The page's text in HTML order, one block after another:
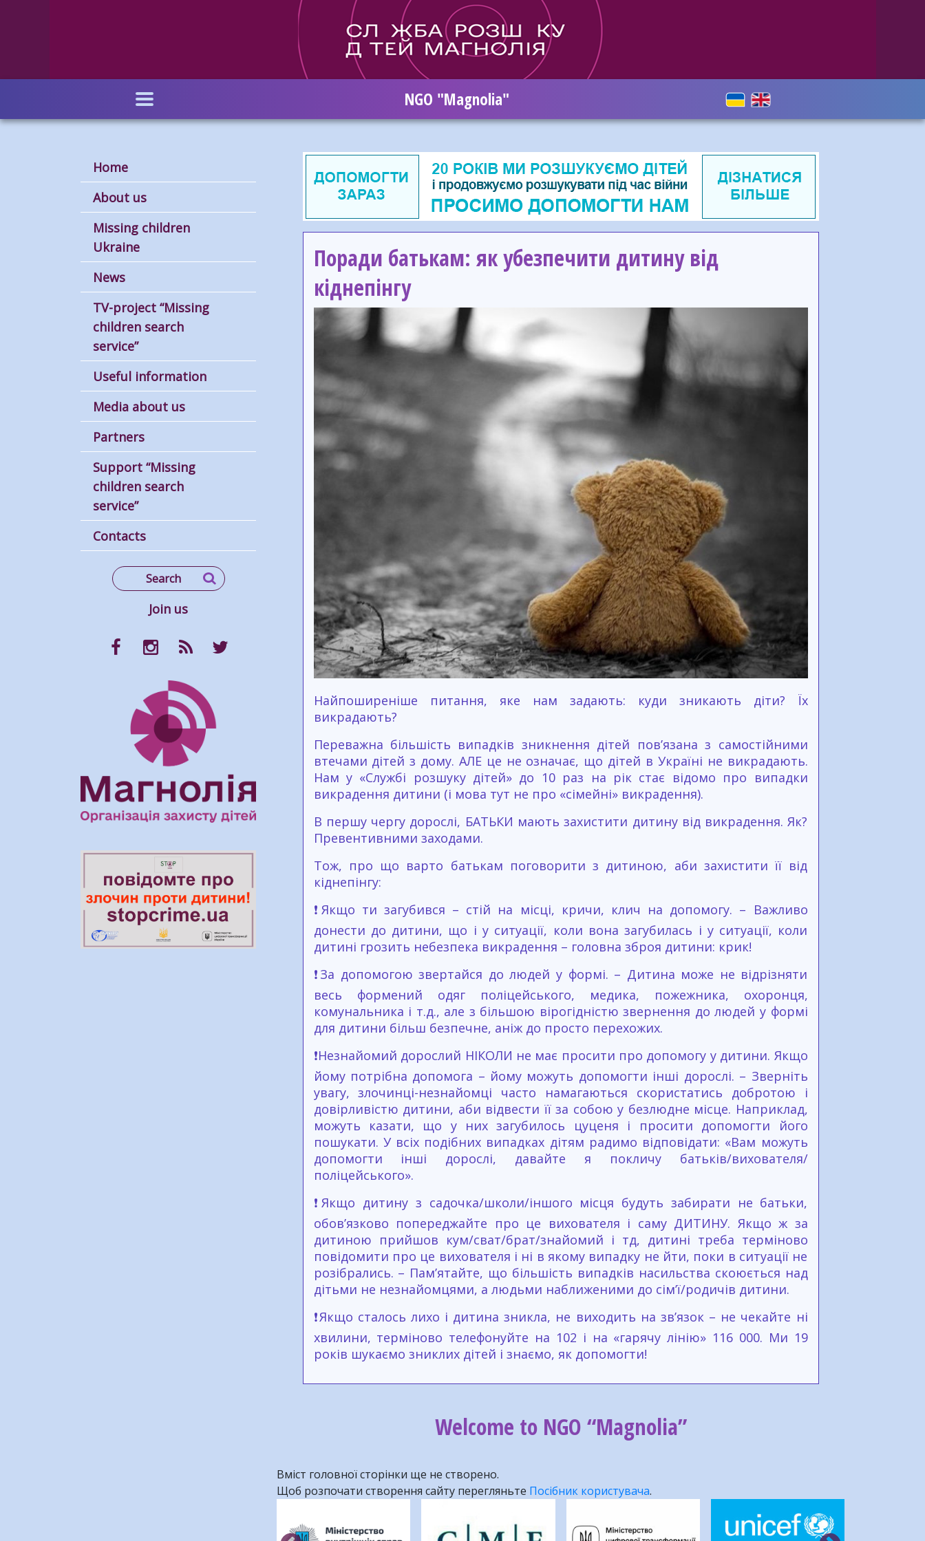
NGO "Magnolia"
Home
About us
Missing children
Ukraine
News
TV-project “Missing
children search
service”
Useful information
Media about us
Partners
Support “Missing
children search
service”
Contacts
Join us
Поради батькам: як убезпечити дитину від
кіднепінгу
Найпоширеніше питання, яке нам задають: куди зникають діти? Їх
викрадають?
Переважна більшість випадків зникнення дітей пов’язана з самостійними
втечами дітей з дому. АЛЕ це не означає, що дітей в Україні не викрадають.
Нам у «Службі розшуку дітей» до 10 раз на рік стає відомо про випадки
викрадення дитини (і мова тут не про «сімейні» викрадення).
В першу чергу дорослі, БАТЬКИ мають захистити дитину від викрадення. Як?
Превентивними заходами.
Тож, про що варто батькам поговорити з дитиною, аби захистити її від
кіднепінгу:
❗️Якщо ти загубився – стій на місці, кричи, клич на допомогу. – Важливо
донести до дитини, що і у ситуації, коли вона загубилась і у ситуації, коли
дитині грозить небезпека викрадення – головна зброя дитини: крик!
❗️За допомогою звертайся до людей у формі. – Дитина може не відрізняти
весь формений одяг поліцейського, медика, пожежника, охоронця,
комунальника і т.д., але з більшою вірогідністю звернення до людей у формі
для дитини більш безпечне, аніж до просто перехожих.
❗️Незнайомий дорослий НІКОЛИ не має просити про допомогу у дитини. Якщо
йому потрібна допомога – йому можуть допомогти інші дорослі. – Зверніть
увагу, злочинці-незнайомці часто намагаються скористатись добротою і
довірливістю дитини, аби відвести її за собою у безлюдне місце. Наприклад,
можуть казати, що у них загубилось цуценя і просити допомогти його
пошукати. У всіх подібних випадках дітям радимо відповідати: «Вам можуть
допомогти інші дорослі, давайте я покличу батьків/вихователя/
поліцейського».
❗️Якщо дитину з садочка/школи/іншого місця будуть забирати не батьки,
обов’язково попереджайте про це вихователя і саму ДИТИНУ. Якщо ж за
дитиною прийшов кум/сват/брат/знайомий і тд, дитині треба терміново
повідомити про це вихователя і ні в якому випадку не йти, поки в ситуації не
розібрались. – Пам’ятайте, що більшість випадків насильства скоюється над
дітьми не незнайомцями, а людьми наближеними до сім’ї/родичів дитини.
❗️Якщо сталось лихо і дитина зникла, не виходить на зв’язок – не чекайте ні
хвилини, терміново телефонуйте на 102 і на «гарячу лінію» 116 000. Ми 19
років шукаємо зниклих дітей і знаємо, як допомогти!
Welcome to NGO “Magnolia”
Вміст головної сторінки ще не створено.
Щоб розпочати створення сайту перегляньте Посібник користувача.